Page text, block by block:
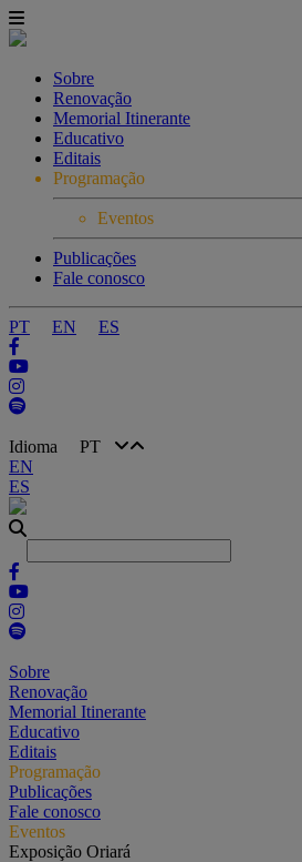
Sobre
Renovação
Memorial Itinerante
Educativo
Editais
Programação
Eventos
Publicações
Fale conosco
PT EN ES
Idioma PT
EN
ES
Sobre
Renovação
Memorial Itinerante
Educativo
Editais
Programação
Publicações
Fale conosco
Eventos
Exposição Oriará